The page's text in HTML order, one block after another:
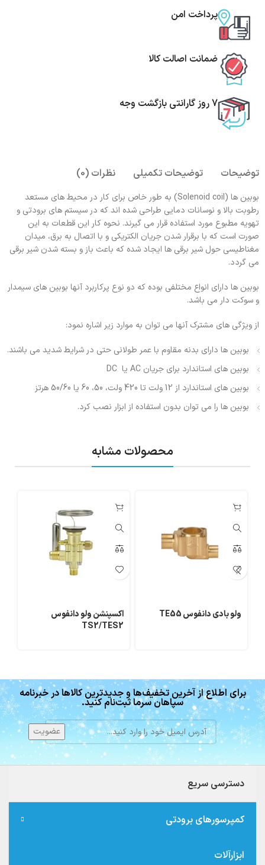
پرداخت امن
ضمانت اصالت کالا
7 روز گارانتی بازگشت وجه
توضیحات توضیحات تکمیلی نظرات (0)
بوبین ها (Solenoid coil) به طور خاص برای کار در محیط های مستعد
رطوبت بالا و نوسانات دمایی طراحی شده اند که در سیستم های برودتی و
تهویه مطبوع مورد استفاده قرار می گیرند. نحوه کار این قطعات به این
صورت است که با برقرار شدن جریان الکتریکی و با اتصال به برق، میدان
مغناطیسی حول شیر برقی ها ایجاد شده که باعث باز و بسته شدن شیر برقی
می گردد.
بوبین ها دارای انواع مختلفی بوده که دو نوع پرکاربرد آنها بوبین های سیمدار
و سوکت دار می باشد.
از ویژگی های مشترک آنها می توان به موارد زیر اشاره نمود:
بوبین ها دارای بدنه مقاوم با عمر طولانی حتی در شرایط شدید می باشند.
بوبین های استاندارد برای جریان AC یا DC
بوبین های استاندارد از 12 ولت تا 420 ولت، 50، 60 یا 50/60 هرتز
بوبین ها را می توان بدون استفاده از ابزار نصب کرد.
محصولات مشابه
ولو بادی دانفوس TE55
اکسپنشن ولو دانفوس
TS2/TES2
برای اطلاع از آخرین تخفیف‌ها و جدیدترین کالاها در خبرنامه
سپاهان سرما ثبت‌نام کنید.
دسترسی سریع
کمپرسورهای برودتی
ابزارآلات